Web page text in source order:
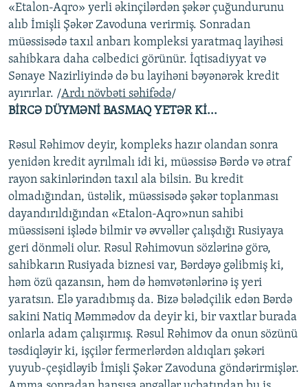
«Etalon-Aqro» yerli əkinçilərdən şəkər çuğundurunu
alıb İmişli Şəkər Zavoduna verirmiş. Sonradan
müəssisədə taxıl anbarı kompleksi yaratmaq layihəsi
sahibkara daha cəlbedici görünür. İqtisadiyyat və
Sənaye Nazirliyində də bu layihəni bəyənərək kredit
ayırırlar. /Ardı növbəti səhifədə/
BİRCƏ DÜYMƏNİ BASMAQ YETƏR Kİ...
Rəsul Rəhimov deyir, kompleks hazır olandan sonra
yenidən kredit ayrılmalı idi ki, müəssisə Bərdə və ətraf
rayon sakinlərindən taxıl ala bilsin. Bu kredit
olmadığından, üstəlik, müəssisədə şəkər toplanması
dayandırıldığından «Etalon-Aqro»nun sahibi
müəssisəni işlədə bilmir və əvvəllər çalışdığı Rusiyaya
geri dönməli olur. Rəsul Rəhimovun sözlərinə görə,
sahibkarın Rusiyada biznesi var, Bərdəyə gəlibmiş ki,
həm özü qazansın, həm də həmvətənlərinə iş yeri
yaratsın. Elə yaradıbmış da. Bizə bələdçilik edən Bərdə
sakini Natiq Məmmədov da deyir ki, bir vaxtlar burada
onlarla adam çalışırmış. Rəsul Rəhimov da onun sözünü
təsdiqləyir ki, işçilər fermerlərdən aldıqları şəkəri
yuyub-çeşidləyib İmişli Şəkər Zavoduna göndərirmişlər.